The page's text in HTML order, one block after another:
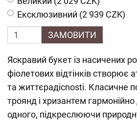
Ексклюзивний (2 939 CZK)
ЗАМОВИТИ
Яскравий букет із насичених
фіолетових відтінків створює
та життєрадісnosti. Класичне
троянд і хризантем
одного, підкреслюючи